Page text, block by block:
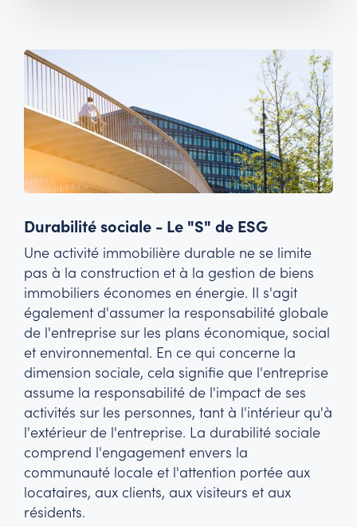
Durabilité sociale - Le "S" de ESG
Une activité immobilière durable ne se limite
pas à la construction et à la gestion de biens
immobiliers économes en énergie. Il s'agit
également d'assumer la responsabilité globale
de l'entreprise sur les plans économique, social
et environnemental. En ce qui concerne la
dimension sociale, cela signifie que l'entreprise
assume la responsabilité de l'impact de ses
activités sur les personnes, tant à l'intérieur qu'à
l'extérieur de l'entreprise. La durabilité sociale
comprend l'engagement envers la
communauté locale et l'attention portée aux
locataires, aux clients, aux visiteurs et aux
résidents.